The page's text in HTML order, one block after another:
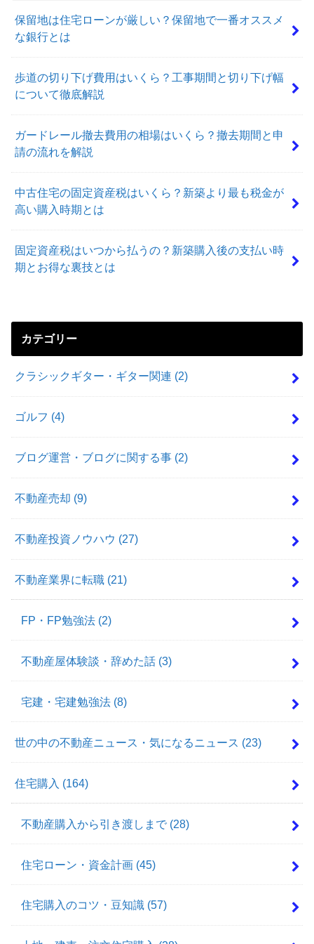
保留地は住宅ローンが厳しい？保留地で一番オススメ
な銀行とは
歩道の切り下げ費用はいくら？工事期間と切り下げ幅
について徹底解説
ガードレール撤去費用の相場はいくら？撤去期間と申
請の流れを解説
中古住宅の固定資産税はいくら？新築より最も税金が
高い購入時期とは
固定資産税はいつから払うの？新築購入後の支払い時
期とお得な裏技とは
カテゴリー
クラシックギター・ギター関連 (2)
ゴルフ (4)
ブログ運営・ブログに関する事 (2)
不動産売却 (9)
不動産投資ノウハウ (27)
不動産業界に転職 (21)
FP・FP勉強法 (2)
不動産屋体験談・辞めた話 (3)
宅建・宅建勉強法 (8)
世の中の不動産ニュース・気になるニュース (23)
住宅購入 (164)
不動産購入から引き渡しまで (28)
住宅ローン・資金計画 (45)
住宅購入のコツ・豆知識 (57)